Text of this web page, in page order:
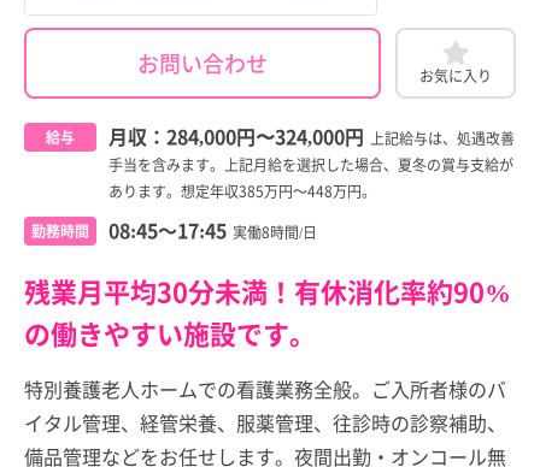
お問い合わせ お気に入り
給与 月収： 284,000円〜324,000円
上記給与は、処遇改善
手当を含みます。上記月給を選択した場合、夏冬の賞与支給が
あります。想定年収385万円～448万円。
勤務時間
08:45～17:45 実働8時間/日
残業月平均30分未満！有休消化率約90%
の働きやすい施設です。
特別養護老人ホームでの看護業務全般。ご入所者様のバ
イタル管理、経管栄養、服薬管理、往診時の診察補助、
備品管理などをお任せします。夜間出勤・オンコール無